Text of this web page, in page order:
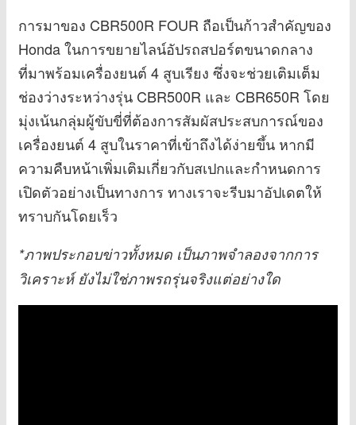
การมาของ CBR500R FOUR ถือเป็นก้าวสำคัญของ
Honda ในการขยายไลน์อัปรถสปอร์ตขนาดกลาง
ที่มาพร้อมเครื่องยนต์ 4 สูบเรียง ซึ่งจะช่วยเติมเต็ม
ช่องว่างระหว่างรุ่น CBR500R และ CBR650R โดย
มุ่งเน้นกลุ่มผู้ขับขี่ที่ต้องการสัมผัสประสบการณ์ของ
เครื่องยนต์ 4 สูบในราคาที่เข้าถึงได้ง่ายขึ้น หากมี
ความคืบหน้าเพิ่มเติมเกี่ยวกับสเปกและกำหนดการ
เปิดตัวอย่างเป็นทางการ ทางเราจะรีบมาอัปเดตให้
ทราบกันโดยเร็ว
*ภาพประกอบข่าวทั้งหมด เป็นภาพจำลองจากการ
วิเคราะห์ ยังไม่ใช่ภาพรถรุ่นจริงแต่อย่างใด